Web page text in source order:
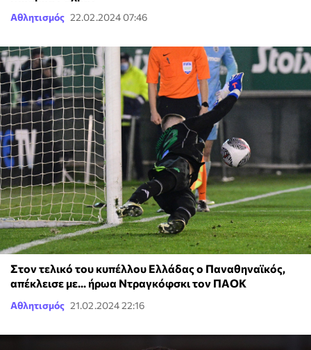
Αθλητισμός 22.02.2024 07:46
Στον τελικό του κυπέλλου Ελλάδας ο Παναθηναϊκός,
απέκλεισε με... ήρωα Ντραγκόφσκι τον ΠΑΟΚ
Αθλητισμός 21.02.2024 22:16